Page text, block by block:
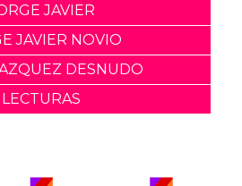
JAVIER
JAVIER NOVIO
DESNUDO
LECTURAS